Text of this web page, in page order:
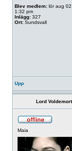
Blev medlem: lör aug
1:32 pm
Inlägg: 327
Ort: Sundsvall
Upp
Lord Voldemort
Maia